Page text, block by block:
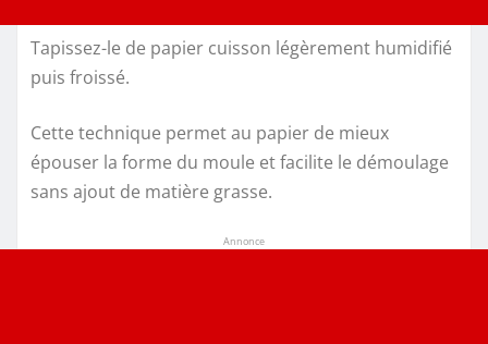
Tapissez-le de papier cuisson légèrement humidifié
puis froissé.
Cette technique permet au papier de mieux
épouser la forme du moule et facilite le démoulage
sans ajout de matière grasse.
Annonce